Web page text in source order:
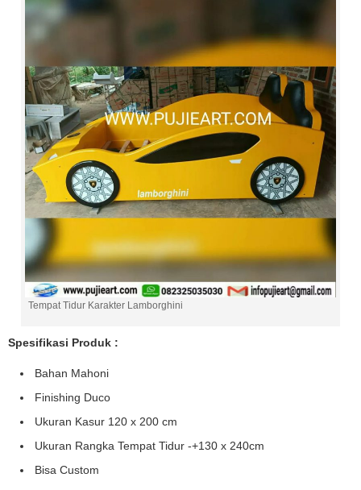
Tempat Tidur Karakter Lamborghini
Spesifikasi Produk :
Bahan Mahoni
Finishing Duco
Ukuran Kasur 120 x 200 cm
Ukuran Rangka Tempat Tidur -+130 x 240cm
Bisa Custom